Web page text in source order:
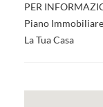
PER
Piano Immobiliare
La Tua Casa